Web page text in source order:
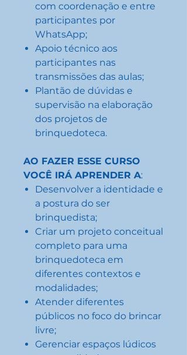
com coordenação e entre
participantes por
WhatsApp;
Apoio técnico aos
participantes nas
transmissões das aulas;
Plantão de dúvidas e
supervisão na elaboração
dos projetos de
brinquedoteca.
AO FAZER ESSE CURSO
VOCÊ IRÁ APRENDER A:
Desenvolver a identidade e
a postura do ser
brinquedista;
Criar um projeto conceitual
completo para uma
brinquedoteca em
diferentes contextos e
modalidades;
Atender diferentes
públicos no foco do brincar
livre;
Gerenciar espaços lúdicos